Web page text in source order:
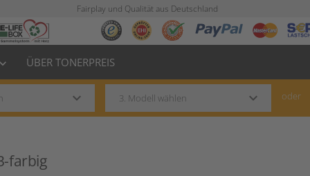
Fairplay und Qualität aus Deutschland
keyboard_arrow_down ÜBER TONERPREIS
keyboard_arrow_down keyboard_arrow_down oder
farbig